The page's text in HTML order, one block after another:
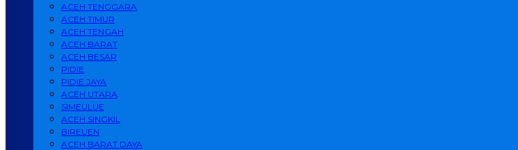
ACEH TENGGARA
ACEH TIMUR
ACEH TENGAH
ACEH BARAT
ACEH BESAR
PIDIE
PIDIE JAYA
ACEH UTARA
SIMEULUE
ACEH SINGKIL
BIREUEN
ACEH BARAT DAYA